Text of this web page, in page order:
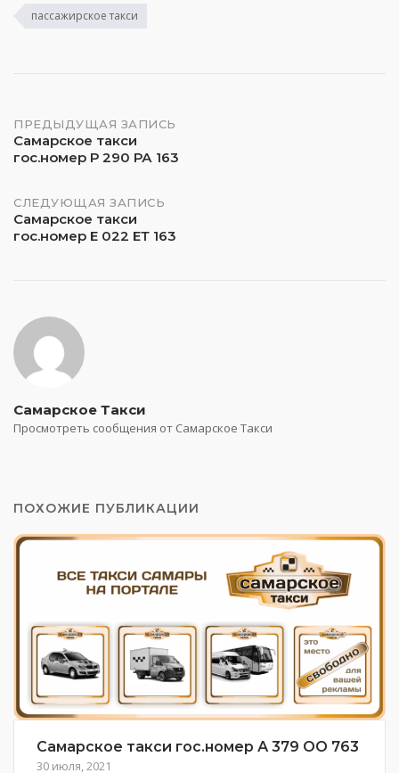
пассажирское такси
Навигация
по
записям
ПРЕДЫДУЩАЯ ЗАПИСЬ
Самарское такси
гос.номер Р 290 РА 163
СЛЕДУЮЩАЯ ЗАПИСЬ
Самарское такси
гос.номер Е 022 ЕТ 163
Самарское Такси
Просмотреть сообщения от Самарское Такси
ПОХОЖИЕ ПУБЛИКАЦИИ
Самарское такси гос.номер А 379 ОО 763
30 июля, 2021